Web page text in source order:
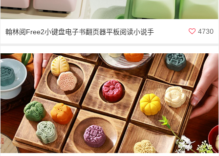
翰林阅Free2小键盘电子书翻页器平板阅读小说手 4730